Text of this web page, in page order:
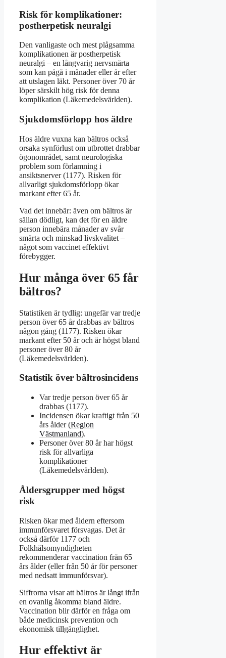
Risk för komplikationer:
postherpetisk neuralgi
Den vanligaste och mest plågsamma
komplikationen är postherpetisk
neuralgi – en långvarig nervsmärta
som kan pågå i månader eller år efter
att utslagen läkt. Personer över 70 år
löper särskilt hög risk för denna
komplikation (Läkemedelsvärlden).
Sjukdomsförlopp hos äldre
Hos äldre vuxna kan bältros också
orsaka synförlust om utbrottet drabbar
ögonområdet, samt neurologiska
problem som förlamning i
ansiktsnerver (1177). Risken för
allvarligt sjukdomsförlopp ökar
markant efter 65 år.
Vad det innebär: även om bältros är
sällan dödligt, kan det för en äldre
person innebära månader av svår
smärta och minskad livskvalitet –
något som vaccinet effektivt
förebygger.
Hur många över 65 får
bältros?
Statistiken är tydlig: ungefär var tredje
person över 65 år drabbas av bältros
någon gång (1177). Risken ökar
markant efter 50 år och är högst bland
personer över 80 år
(Läkemedelsvärlden).
Statistik över bältrosincidens
Var tredje person över 65 år
drabbas (1177).
Incidensen ökar kraftigt från 50
års ålder (Region
Västmanland).
Personer över 80 år har högst
risk för allvarliga
komplikationer
(Läkemedelsvärlden).
Åldersgrupper med högst
risk
Risken ökar med åldern eftersom
immunförsvaret försvagas. Det är
också därför 1177 och
Folkhälsomyndigheten
rekommenderar vaccination från 65
års ålder (eller från 50 år för personer
med nedsatt immunförsvar).
Siffrorna visar att bältros är långt ifrån
en ovanlig åkomma bland äldre.
Vaccination blir därför en fråga om
både medicinsk prevention och
ekonomisk tillgänglighet.
Hur effektivt är